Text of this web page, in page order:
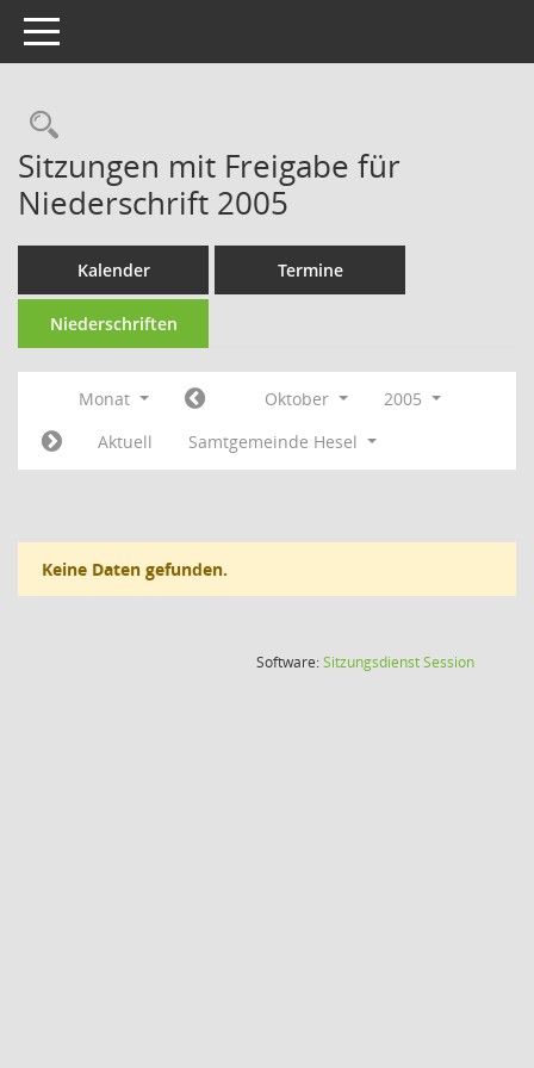
Toggle navigation
Rechercheauswahl
Sitzungen mit Freigabe für
Niederschrift 2005
Kalender Termine
Niederschriften
Monat Oktober
2005
Aktuell
Samtgemeinde Hesel
Keine Daten gefunden.
Software:SitzungsdienstSession(Wird in